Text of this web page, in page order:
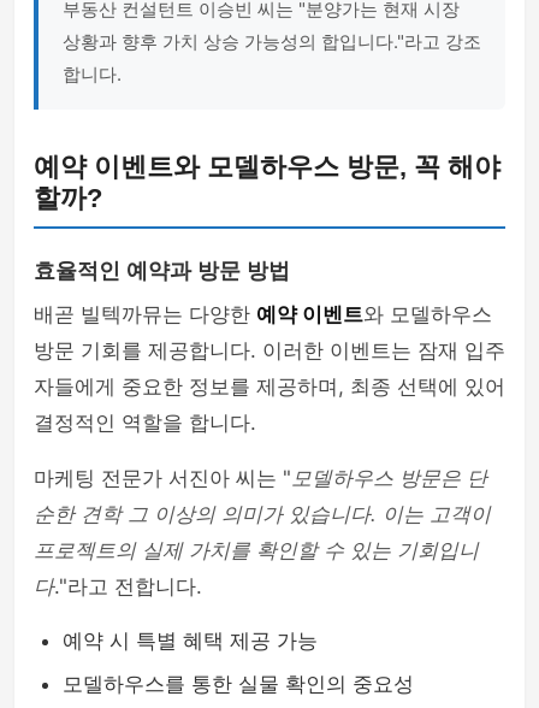
부동산 컨설턴트 이승빈 씨는 "분양가는 현재 시장
상황과 향후 가치 상승 가능성의 합입니다."라고 강조
합니다.
예약 이벤트와 모델하우스 방문, 꼭 해야
할까?
효율적인 예약과 방문 방법
배곧 빌텍까뮤는 다양한 예약 이벤트와 모델하우스
방문 기회를 제공합니다. 이러한 이벤트는 잠재 입주
자들에게 중요한 정보를 제공하며, 최종 선택에 있어
결정적인 역할을 합니다.
마케팅 전문가 서진아 씨는 "모델하우스 방문은 단
순한 견학 그 이상의 의미가 있습니다. 이는 고객이
프로젝트의 실제 가치를 확인할 수 있는 기회입니
다."라고 전합니다.
예약 시 특별 혜택 제공 가능
모델하우스를 통한 실물 확인의 중요성